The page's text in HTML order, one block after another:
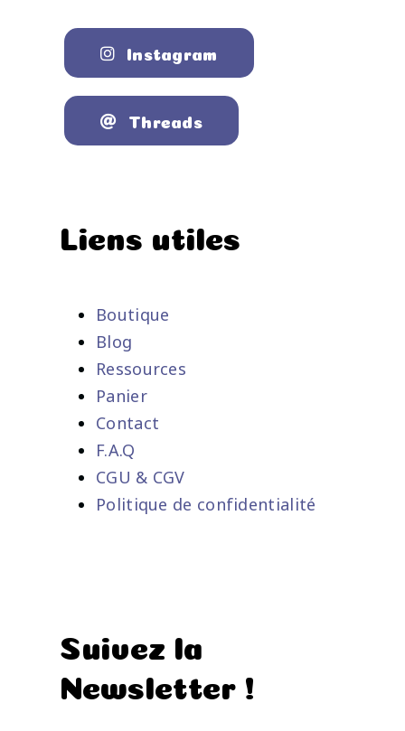
Instagram
Threads
Liens utiles
Boutique
Blog
Ressources
Panier
Contact
F.A.Q
CGU & CGV
Politique de confidentialité
Suivez la
Newsletter !